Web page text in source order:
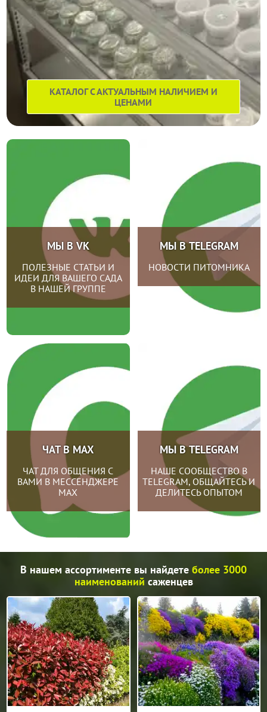
КАТАЛОГ С АКТУАЛЬНЫМ НАЛИЧИЕМ И
ЦЕНАМИ
МЫ В VK
ПОЛЕЗНЫЕ СТАТЬИ И
ИДЕИ ДЛЯ ВАШЕГО САДА
В НАШЕЙ ГРУППЕ
МЫ В TELEGRAM
НОВОСТИ ПИТОМНИКА
ЧАТ В MAX
ЧАТ ДЛЯ ОБЩЕНИЯ С
ВАМИ В МЕССЕНДЖЕРЕ
MAX
МЫ В TELEGRAM
НАШЕ СООБЩЕСТВО В
TELEGRAM, ОБЩАЙТЕСЬ И
ДЕЛИТЕСЬ ОПЫТОМ
В нашем ассортименте вы найдете более 3000
наименований саженцев